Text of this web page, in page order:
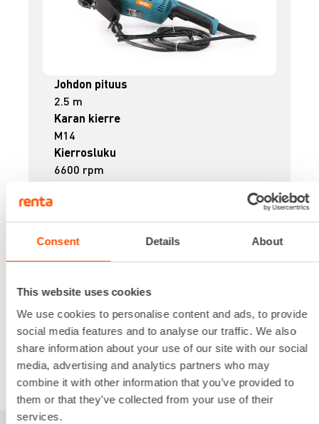
Consent Details About
This website uses cookies
We use cookies to personalise content and ads, to provide
social media features and to analyse our traffic. We also
share information about your use of our site with our social
media, advertising and analytics partners who may
combine it with other information that you’ve provided to
them or that they’ve collected from your use of their
services.
Johdon pituus
2.5 m
Karan kierre
M14
Kierrosluku
6600 rpm
Laikan halkaisija
Ottoteho
2200 W
Seuraavat pv ?
Kuukausi 115,76 €/ kk
Alv 0 %
VUOKRAA